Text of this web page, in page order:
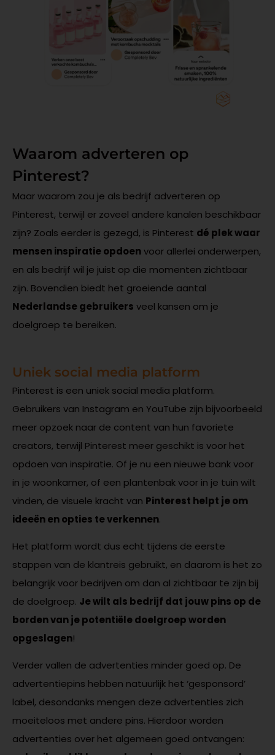
Waarom adverteren op
Pinterest?
Maar waarom zou je als bedrijf adverteren op
Pinterest, terwijl er zoveel andere kanalen beschikbaar
zijn? Zoals eerder is gezegd, is Pinterest dé plek waar
mensen inspiratie opdoenvoor allerlei onderwerpen,
en als bedrijf wil je juist op die momenten zichtbaar
zijn. Bovendien biedt het groeiende aantal
Nederlandse gebruikers veel kansen om je
doelgroep te bereiken.
Uniek social media platform
Pinterest is een uniek social media platform.
Gebruikers van Instagram en YouTube zijn bijvoorbeeld
meer opzoek naar de content van hun favoriete
creators, terwijl Pinterest meer geschikt is voor het
opdoen van inspiratie. Of je nu een nieuwe bank voor
in je woonkamer, of een plantenbak voor in je tuin wilt
vinden, de visuele kracht van Pinterest helpt je om
ideeën en opties te verkennen.
Het platform wordt dus echt tijdens de eerste
stappen van de klantreis gebruikt, en daarom is het zo
belangrijk voor bedrijven om dan al zichtbaar te zijn bij
de doelgroep. Je wilt als bedrijf dat jouw pins op de
borden van je potentiële doelgroep worden
opgeslagen!
Verder vallen de advertenties minder goed op. De
advertentiepins hebben natuurlijk het ‘gesponsord’
label, desondanks mengen deze advertenties zich
moeiteloos met andere pins. Hierdoor worden
advertenties over het algemeen goed ontvangen: